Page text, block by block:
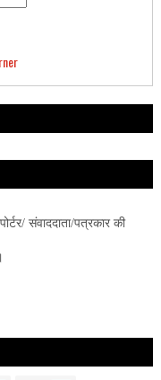
संवाददाता/पत्रकार की